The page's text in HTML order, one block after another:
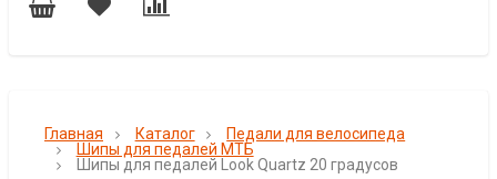
Главная Каталог
Педали для велосипеда
Шипы для педалей МТБ
Шипы для педалей Look Quartz 20 градусов